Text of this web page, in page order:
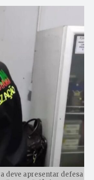
deve apresentar defesa